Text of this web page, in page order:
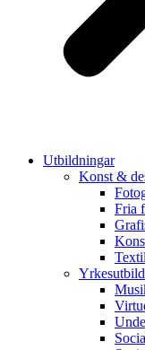
Utbildningar
Konst &
Fria